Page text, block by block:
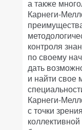
а также
Карнеги-
контроля
по своему
дать
и найти свое
Карнеги-
с точки